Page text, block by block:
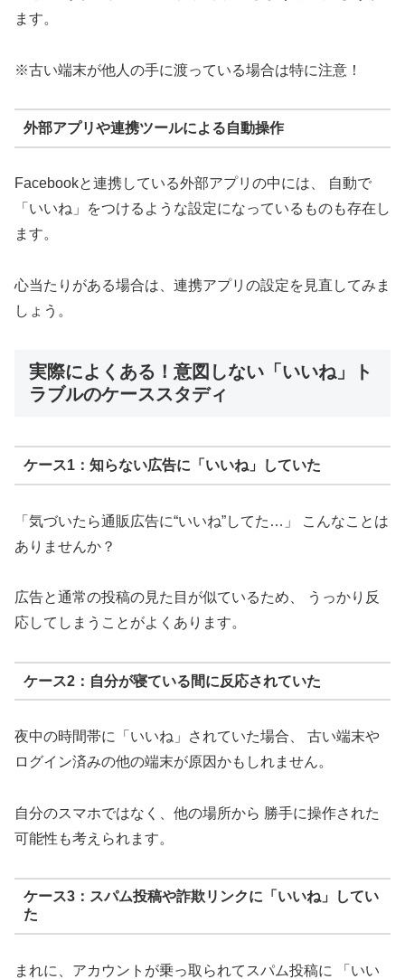
ます。
※古い端末が他人の手に渡っている場合は特に注意！
外部アプリや連携ツールによる自動操作
Facebookと連携している外部アプリの中には、 自動で
「いいね」をつけるような設定になっているものも存在し
ます。
心当たりがある場合は、連携アプリの設定を見直してみま
しょう。
実際によくある！意図しない「いいね」ト
ラブルのケーススタディ
ケース1：知らない広告に「いいね」していた
「気づいたら通販広告に“いいね”してた…」 こんなことは
ありませんか？
広告と通常の投稿の見た目が似ているため、 うっかり反
応してしまうことがよくあります。
ケース2：自分が寝ている間に反応されていた
夜中の時間帯に「いいね」されていた場合、 古い端末や
ログイン済みの他の端末が原因かもしれません。
自分のスマホではなく、他の場所から 勝手に操作された
可能性も考えられます。
ケース3：スパム投稿や詐欺リンクに「いいね」してい
た
まれに、アカウントが乗っ取られてスパム投稿に 「いい